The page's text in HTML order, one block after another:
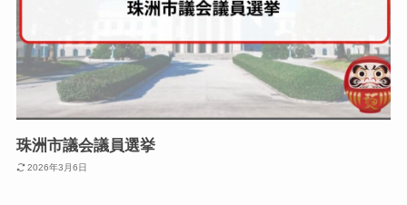
珠洲市議会議員選挙
2026年3月6日